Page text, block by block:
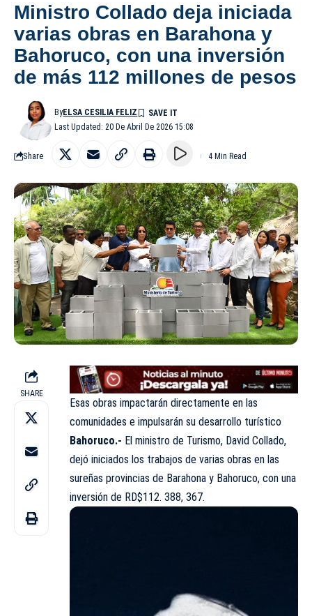
Ministro Collado deja iniciada
varias obras en Barahona y
Bahoruco, con una inversión
de más 112 millones de pesos
Last Updated: 20 De Abril De 2026 15:08
ByELSA CESILIA FELIZ
Share 4 Min Read
SHARE
Esas obras impactarán directamente en las
comunidades e impulsarán su desarrollo turístico
Bahoruco.- El ministro de Turismo, David Collado,
dejó iniciados los trabajos de varias obras en las
sureñas provincias de Barahona y Bahoruco, con una
inversión de RD$112. 388, 367.